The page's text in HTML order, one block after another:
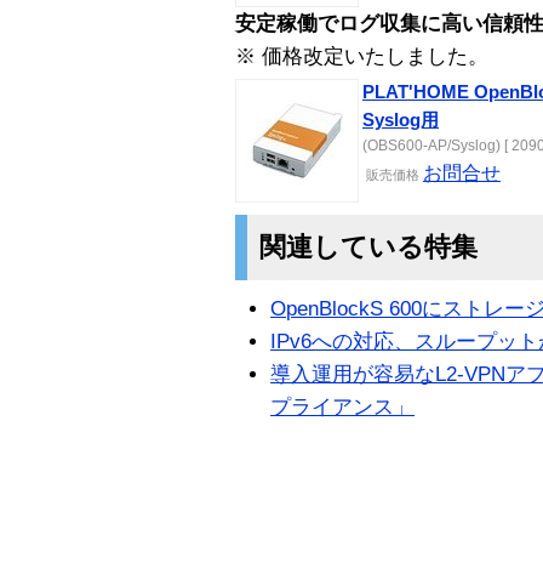
安定稼働でログ収集に高い信頼
※ 価格改定いたしました。
PLAT'HOME
Syslog用
(OBS600-AP/Syslog) [
販売価格 お問合せ
関連している特集
OpenBlockS 600にストレー
IPv6への対応、スループッ
導入運用が容易なL2-VPNア
プライアンス」